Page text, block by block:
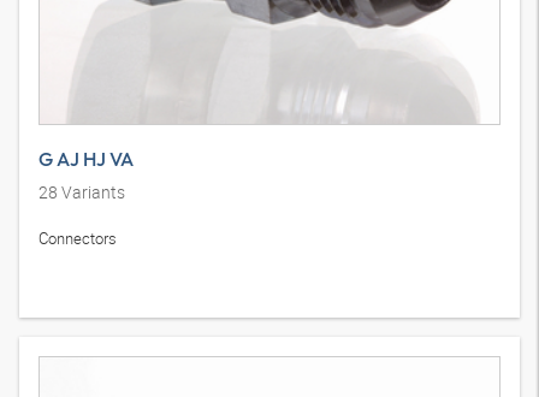
G AJ HJ VA
28 Variants
Connectors